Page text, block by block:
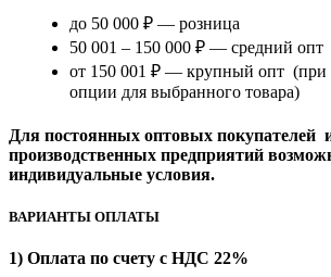
до 50 000 ₽ — розница
50 001 – 150 000 ₽ — средний опт
от 150 001 ₽ — крупный опт (при
опции для выбранного товара)
Для постоянных оптовых покупателей
производственных предприятий
индивидуальные условия.
ВАРИАНТЫ ОПЛАТЫ
1) Оплата по счету с НДС 22%